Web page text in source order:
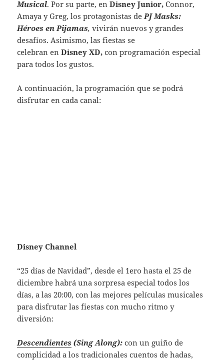
Musical. Por su parte, enDisney Junior, Connor,
Amaya y Greg, los protagonistas dePJ Masks:
Héroes en Pijamas, vivirán nuevos y grandes
desafíos. Asimismo, las fiestas se
celebran enDisney XD, con programación especial
para todos los gustos.
A continuación, la programación que se podrá
disfrutar en cada canal:
Disney Channel
“25 días de Navidad”, desde el 1ero hasta el 25 de
diciembre habrá una sorpresa especial todos los
días, a las 20:00, con las mejores películas musicales
para disfrutar las fiestas con mucho ritmo y
diversión:
Descendientes (Sing Along):con un guiño de
complicidad a los tradicionales cuentos de hadas,